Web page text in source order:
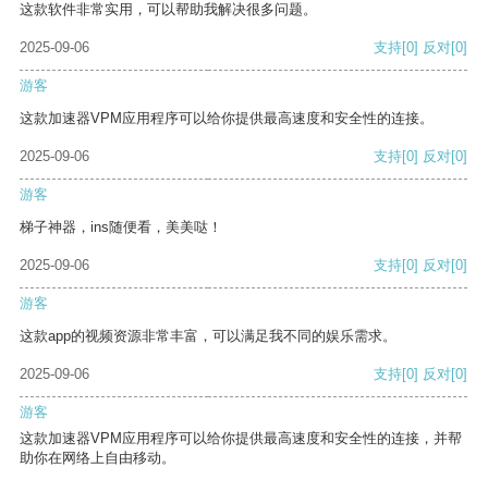
这款软件非常实用，可以帮助我解决很多问题。
2025-09-06 支持[0] 反对[0]
游客
这款加速器VPM应用程序可以给你提供最高速度和安全性的连接。
2025-09-06 支持[0] 反对[0]
游客
梯子神器，ins随便看，美美哒！
2025-09-06 支持[0] 反对[0]
游客
这款app的视频资源非常丰富，可以满足我不同的娱乐需求。
2025-09-06 支持[0] 反对[0]
游客
这款加速器VPM应用程序可以给你提供最高速度和安全性的连接，并帮
助你在网络上自由移动。